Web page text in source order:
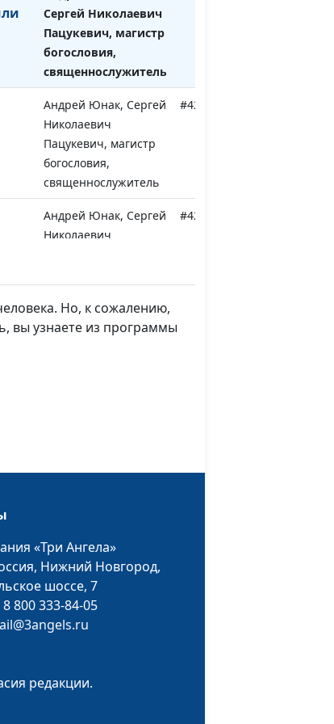
Сергей Николаевич
Пацукевич, магистр
богословия,
священнослужитель
Андрей Юнак, Сергей
Николаевич
Пацукевич, магистр
богословия,
священнослужитель
#428
Андрей Юнак, Сергей
Николаевич
#427
Андрей Юнак, Сергей
Пацукевич, магистр
Андрей Юнак, Сергей
Николаевич
Пацукевич, магистр
богословия,
священнослужитель
Николаевич
Но, к сожалению,
вы узнаете из программы
«Три Ангела»
Нижний Новгород,
шоссе, 7
8 800 333-84-05
редакции.